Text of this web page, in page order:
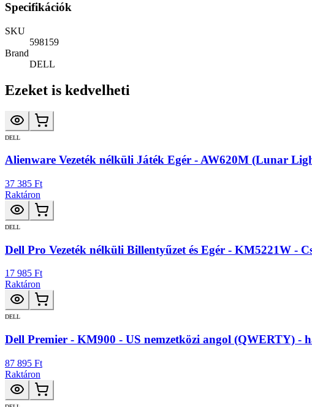
Specifikációk
SKU
598159
Brand
DELL
Ezeket is kedvelheti
DELL
Alienware Vezeték nélküli Játék Egér - AW620M (Lunar
37 385 Ft
Raktáron
DELL
Dell Pro Vezeték nélküli Billentyűzet és Egér - KM5221W -
17 985 Ft
Raktáron
DELL
Dell Premier - KM900 - US nemzetközi angol (QWERTY) -
87 895 Ft
Raktáron